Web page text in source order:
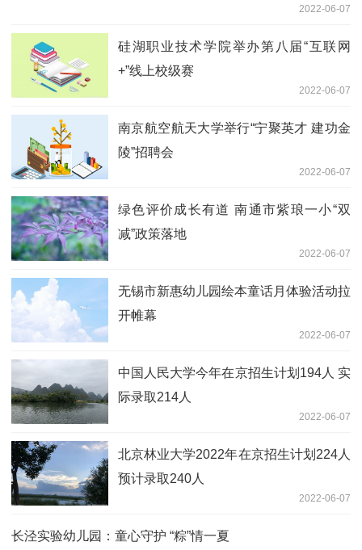
2022-06-07
硅湖职业技术学院举办第八届“互联网
+”线上校级赛
2022-06-07
南京航空航天大学举行“宁聚英才 建功金
陵”招聘会
2022-06-07
绿色评价成长有道 南通市紫琅一小“双
减”政策落地
2022-06-07
无锡市新惠幼儿园绘本童话月体验活动拉
开帷幕
2022-06-07
中国人民大学今年在京招生计划194人 实
际录取214人
2022-06-07
北京林业大学2022年在京招生计划224人
预计录取240人
2022-06-07
长泾实验幼儿园：童心守护 “粽”情一夏